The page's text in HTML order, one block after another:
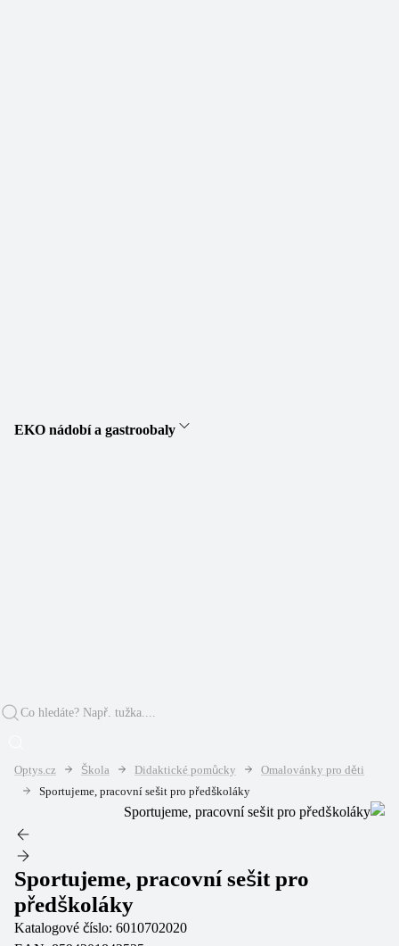
EKO nádobí a gastroobaly
Optys.cz Škola Didaktické pomůcky
Omalovánky pro děti
Sportujeme, pracovní sešit pro předškoláky
Sportujeme, pracovní sešit pro
předškoláky
Katalogové číslo: 6010702020